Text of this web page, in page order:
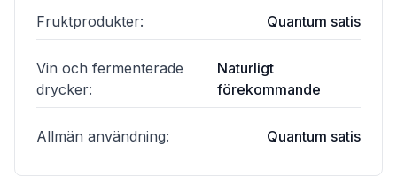
Fruktprodukter: Quantum satis
Vin och fermenterade
drycker:
Naturligt
förekommande
Allmän användning: Quantum satis